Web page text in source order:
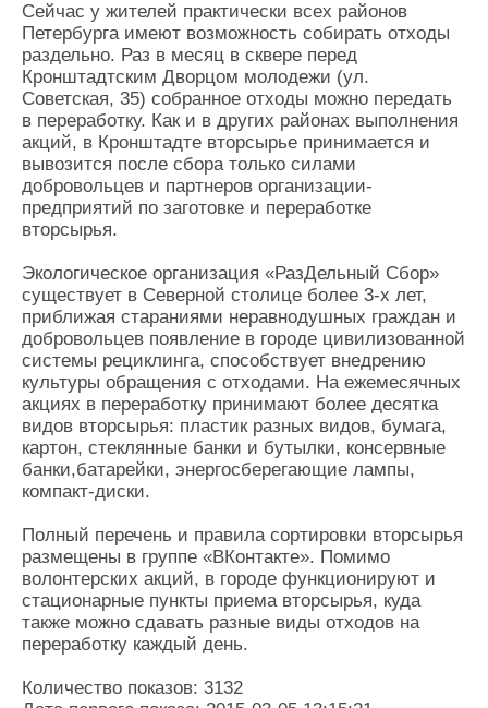
Сейчас у жителей практически всех районов
Петербурга имеют возможность собирать отходы
раздельно. Раз в месяц в сквере перед
Кронштадтским Дворцом молодежи (ул.
Советская, 35) собранное отходы можно передать
в переработку. Как и в других районах выполнения
акций, в Кронштадте вторсырье принимается и
вывозится после сбора только силами
добровольцев и партнеров организации-
предприятий по заготовке и переработке
вторсырья.
Экологическое организация «РазДельный Сбор»
существует в Северной столице более 3-х лет,
приближая стараниями неравнодушных граждан и
добровольцев появление в городе цивилизованной
системы рециклинга, способствует внедрению
культуры обращения с отходами. На ежемесячных
акциях в переработку принимают более десятка
видов вторсырья: пластик разных видов, бумага,
картон, стеклянные банки и бутылки, консервные
банки,батарейки, энергосберегающие лампы,
компакт-диски.
Полный перечень и правила сортировки вторсырья
размещены в группе «ВКонтакте». Помимо
волонтерских акций, в городе функционируют и
стационарные пункты приема вторсырья, куда
также можно сдавать разные виды отходов на
переработку каждый день.
Количество показов: 3132